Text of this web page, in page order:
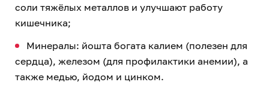
соли тяжёлых металлов и улучшают работу
кишечника;
Минералы: йошта богата калием (полезен для
сердца), железом (для профилактики анемии), а
также медью, йодом и цинком.